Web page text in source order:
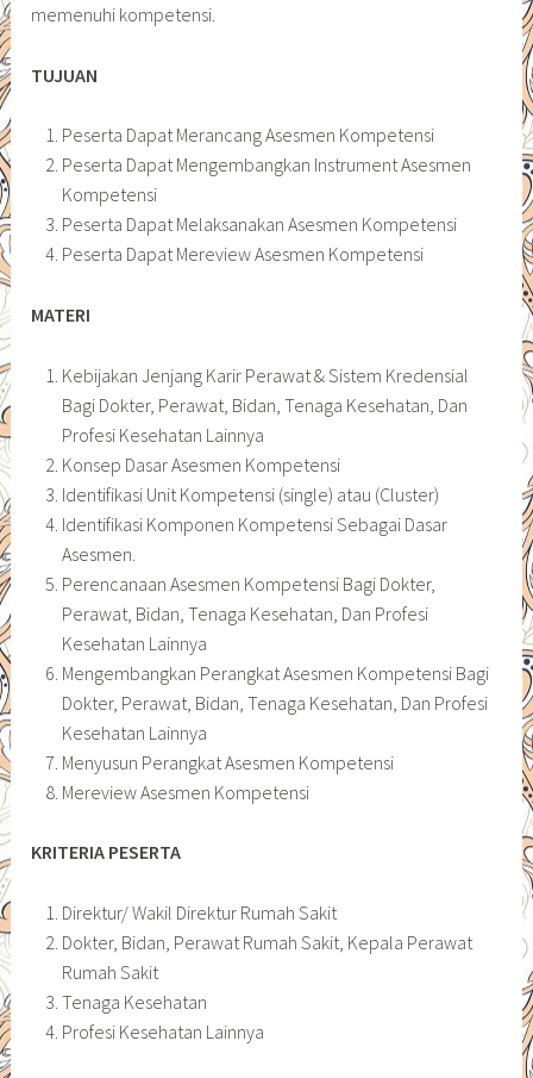
memenuhi kompetensi.
TUJUAN
Peserta Dapat Merancang Asesmen Kompetensi
Peserta Dapat Mengembangkan Instrument Asesmen
Kompetensi
Peserta Dapat Melaksanakan Asesmen Kompetensi
Peserta Dapat Mereview Asesmen Kompetensi
MATERI
Kebijakan Jenjang Karir Perawat & Sistem Kredensial
Bagi Dokter, Perawat, Bidan, Tenaga Kesehatan, Dan
Profesi Kesehatan Lainnya
Konsep Dasar Asesmen Kompetensi
Identifikasi Unit Kompetensi (single) atau (Cluster)
Identifikasi Komponen Kompetensi Sebagai Dasar
Asesmen.
Perencanaan Asesmen Kompetensi Bagi Dokter,
Perawat, Bidan, Tenaga Kesehatan, Dan Profesi
Kesehatan Lainnya
Mengembangkan Perangkat Asesmen Kompetensi Bagi
Dokter, Perawat, Bidan, Tenaga Kesehatan, Dan Profesi
Kesehatan Lainnya
Menyusun Perangkat Asesmen Kompetensi
Mereview Asesmen Kompetensi
KRITERIA PESERTA
Direktur/ Wakil Direktur Rumah Sakit
Dokter, Bidan, Perawat Rumah Sakit, Kepala Perawat
Rumah Sakit
Tenaga Kesehatan
Profesi Kesehatan Lainnya